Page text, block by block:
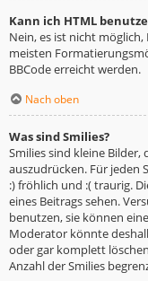
Kann ich HTML
Nein, es ist nicht
meisten
BBCode erreicht werden.
Nach oben
Was sind Smilies?
Smilies sind kleine
auszudrücken. Für jeden
:) fröhlich und :( traurig.
eines Beitrags sehen.
benutzen, sie können
Moderator könnte
oder gar komplett
Anzahl der Smilies